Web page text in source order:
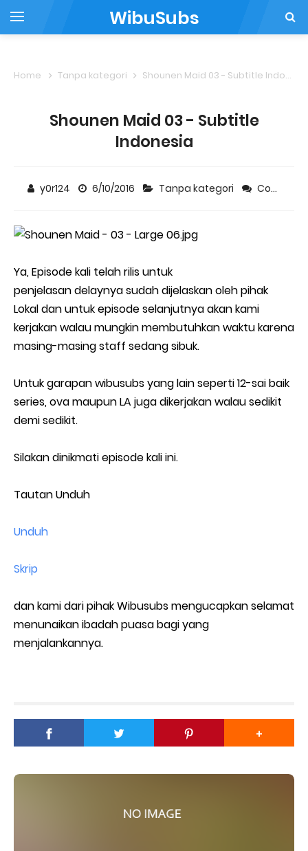
WibuSubs
Home Tanpa kategori Shounen Maid 03 - Subtitle Indonesia
Shounen Maid 03 - Subtitle
Indonesia
y0r124 6/10/2016 Tanpa kategori Comment
Ya, Episode kali telah rilis untuk
penjelasan delaynya sudah dijelaskan oleh pihak
Lokal dan untuk episode selanjutnya akan kami
kerjakan walau mungkin membutuhkan waktu karena
masing-masing staff sedang sibuk.
Untuk garapan wibusubs yang lain seperti 12-sai baik
series, ova maupun LA juga dikerjakan walau sedikit
demi sedikit.
Silakan dinikmati episode kali ini.
Tautan Unduh
Unduh
Skrip
dan kami dari pihak Wibusubs mengucapkan selamat
menunaikan ibadah puasa bagi yang
menjalankannya.